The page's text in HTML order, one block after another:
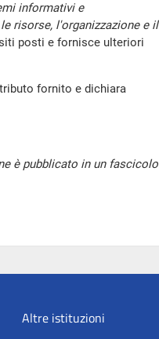
informativi e
risorse, l'organizzazione e il
posti e fornisce ulteriori
fornito e dichiara
è pubblicato in un fascicolo
Altre istituzioni